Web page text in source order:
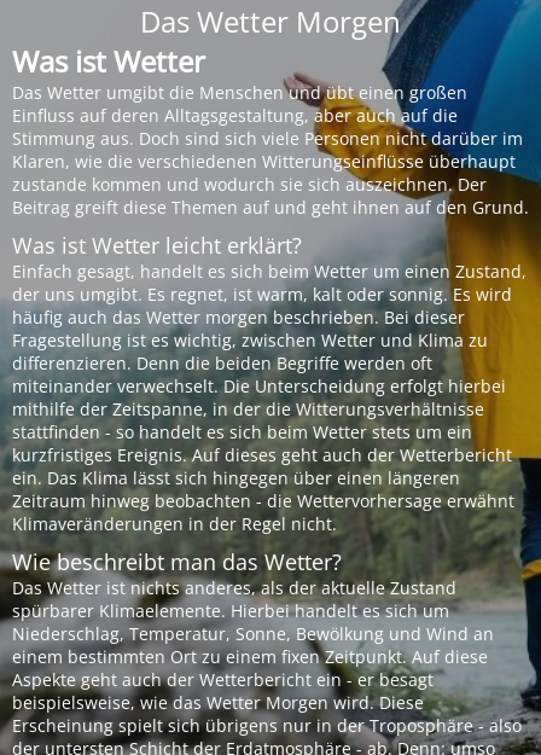
Das Wetter Morgen
Was ist Wetter
Das Wetter umgibt die Menschen und übt einen großen
Einfluss auf deren Alltagsgestaltung, aber auch auf die
Stimmung aus. Doch sind sich viele Personen nicht darüber im
Klaren, wie die verschiedenen Witterungseinflüsse überhaupt
zustande kommen und wodurch sie sich auszeichnen. Der
Beitrag greift diese Themen auf und geht ihnen auf den Grund.
Was ist Wetter leicht erklärt?
Einfach gesagt, handelt es sich beim Wetter um einen Zustand,
der uns umgibt. Es regnet, ist warm, kalt oder sonnig. Es wird
häufig auch das Wetter morgen beschrieben. Bei dieser
Fragestellung ist es wichtig, zwischen Wetter und Klima zu
differenzieren. Denn die beiden Begriffe werden oft
miteinander verwechselt. Die Unterscheidung erfolgt hierbei
mithilfe der Zeitspanne, in der die Witterungsverhältnisse
stattfinden - so handelt es sich beim Wetter stets um ein
kurzfristiges Ereignis. Auf dieses geht auch der Wetterbericht
ein. Das Klima lässt sich hingegen über einen längeren
Zeitraum hinweg beobachten - die Wettervorhersage erwähnt
Klimaveränderungen in der Regel nicht.
Wie beschreibt man das Wetter?
Das Wetter ist nichts anderes, als der aktuelle Zustand
spürbarer Klimaelemente. Hierbei handelt es sich um
Niederschlag, Temperatur, Sonne, Bewölkung und Wind an
einem bestimmten Ort zu einem fixen Zeitpunkt. Auf diese
Aspekte geht auch der Wetterbericht ein - er besagt
beispielsweise, wie das Wetter Morgen wird. Diese
Erscheinung spielt sich übrigens nur in der Troposphäre - also
der untersten Schicht der Erdatmosphäre - ab. Denn: umso